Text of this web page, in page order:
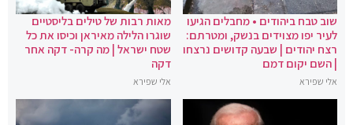
שוב טבח ביהודים • מחבלים הגיעו
לעיר יפו מצוידים בנשק, ומטרתם:
רצח יהודים | שבעה קדושים נרצחו
| השם יקום דמם
אלי שפירא
מאות רבות של טילים בליסטיים
שוגרו הלילה מאיראן וכיסו את כל
שטח ישראל | מה קרה- דקה אחר
דקה
אלי שפירא